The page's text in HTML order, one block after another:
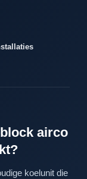
airco
koelunit die